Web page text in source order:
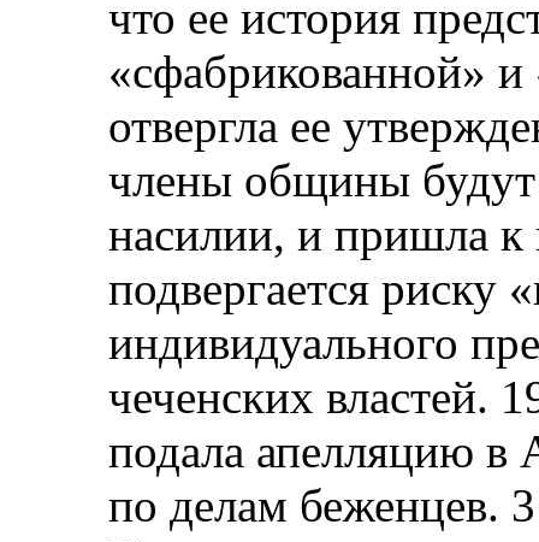
что ее история
«сфабрикованной»
отвергла ее
члены общины будут
насилии, и пришла к
подвергается риску
индивидуального
чеченских властей.
подала апелляцию
по делам беженцев.